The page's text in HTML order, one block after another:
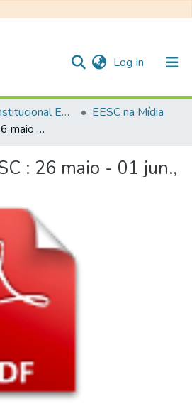
Log In (current)
Repositório Institucional EESC
EESC na Mídia
Semanário EESC : 26 maio - 01 jun., 1986
: 26 maio - 01 jun.,